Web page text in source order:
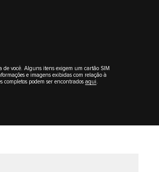
de você. Alguns itens exigem um cartão SIM
e imagens exibidas com relação à
completos podem ser encontrados aqui